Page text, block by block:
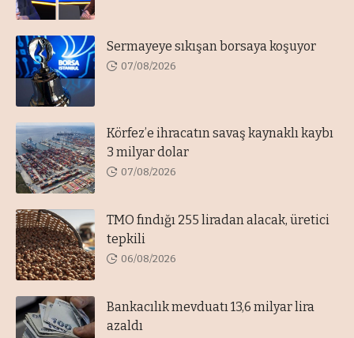
Sermayeye sıkışan borsaya koşuyor
07/08/2026
Körfez’e ihracatın savaş kaynaklı kaybı
3 milyar dolar
07/08/2026
TMO fındığı 255 liradan alacak, üretici
tepkili
06/08/2026
Bankacılık mevduatı 13,6 milyar lira
azaldı